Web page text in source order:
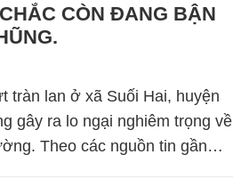
CÒN ĐANG BẬN
tràn lan ở xã Suối Hai, huyện
gây ra lo ngại nghiêm trọng về
Theo các nguồn tin gần…